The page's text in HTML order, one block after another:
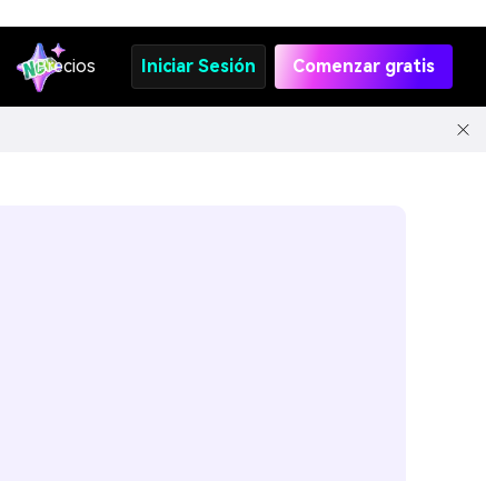
Precios Iniciar Sesión Comenzar gratis